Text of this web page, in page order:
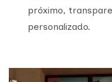
próximo,
personalizado.